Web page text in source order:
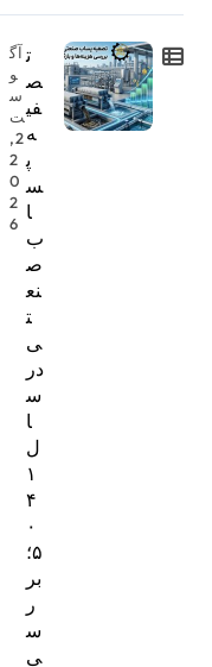
ت
ص
فی
ه
پ
س
ا
ب
ص
نع
ت
ی
در
س
ا
ل
۱
۴
۰
۵؛
بر
ر
س
ی
آگ
و
س
ت
2,
2
0
2
6